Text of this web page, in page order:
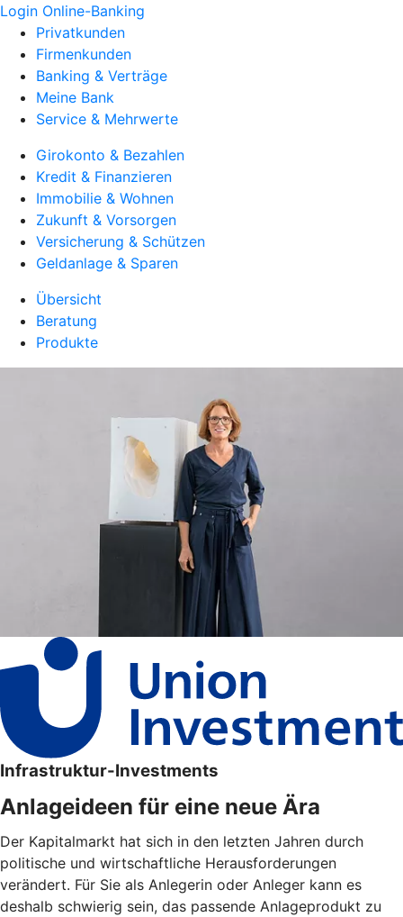
Login Online-Banking
Privatkunden
Firmenkunden
Banking & Verträge
Meine Bank
Service & Mehrwerte
Girokonto & Bezahlen
Kredit & Finanzieren
Immobilie & Wohnen
Zukunft & Vorsorgen
Versicherung & Schützen
Geldanlage & Sparen
Übersicht
Beratung
Produkte
Infrastruktur-Investments
Anlageideen für eine neue Ära
Der Kapitalmarkt hat sich in den letzten Jahren durch
politische und wirtschaftliche Herausforderungen
verändert. Für Sie als Anlegerin oder Anleger kann es
deshalb schwierig sein, das passende Anlageprodukt zu